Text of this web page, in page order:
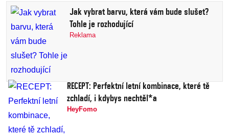
Jak vybrat barvu, která vám bude slušet?
Tohle je rozhodující
Reklama
RECEPT: Perfektní letní kombinace, které tě
zchladí, i kdybys nechtěl*a
HeyFomo